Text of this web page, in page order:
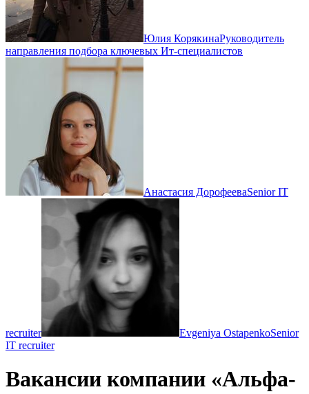
Юлия КорякинаРуководитель
направления подбора ключевых Ит-специалистов
Анастасия ДорофееваSenior IT
recruiter Evgeniya OstapenkoSenior
IT recruiter
Вакансии компании «Альфа-